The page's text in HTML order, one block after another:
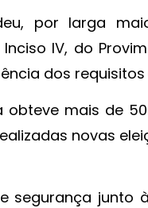
por larga
IV, do
dos requisitos
mais de
novas
segurança junto